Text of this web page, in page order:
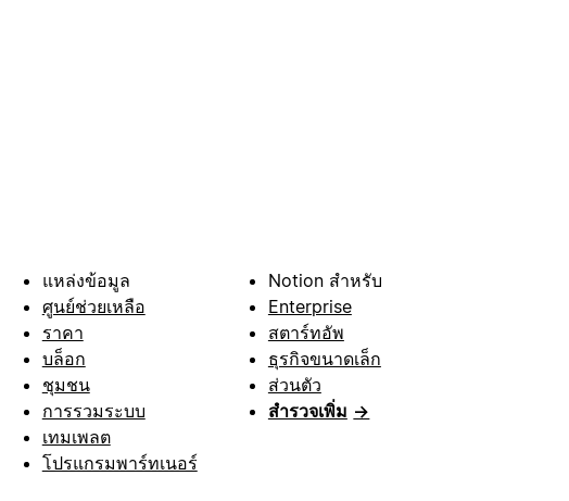
แหล่งข้อมูล
ศูนย์ช่วยเหลือ
ราคา
บล็อก
ชุมชน
การรวมระบบ
เทมเพลต
โปรแกรมพาร์ทเนอร์
Notion สำหรับ
Enterprise
สตาร์ทอัพ
ธุรกิจขนาดเล็ก
ส่วนตัว
สำรวจเพิ่ม →